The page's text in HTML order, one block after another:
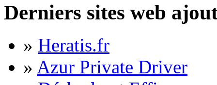
Derniers sites web
» Heratis.fr
» Azur Private Driver